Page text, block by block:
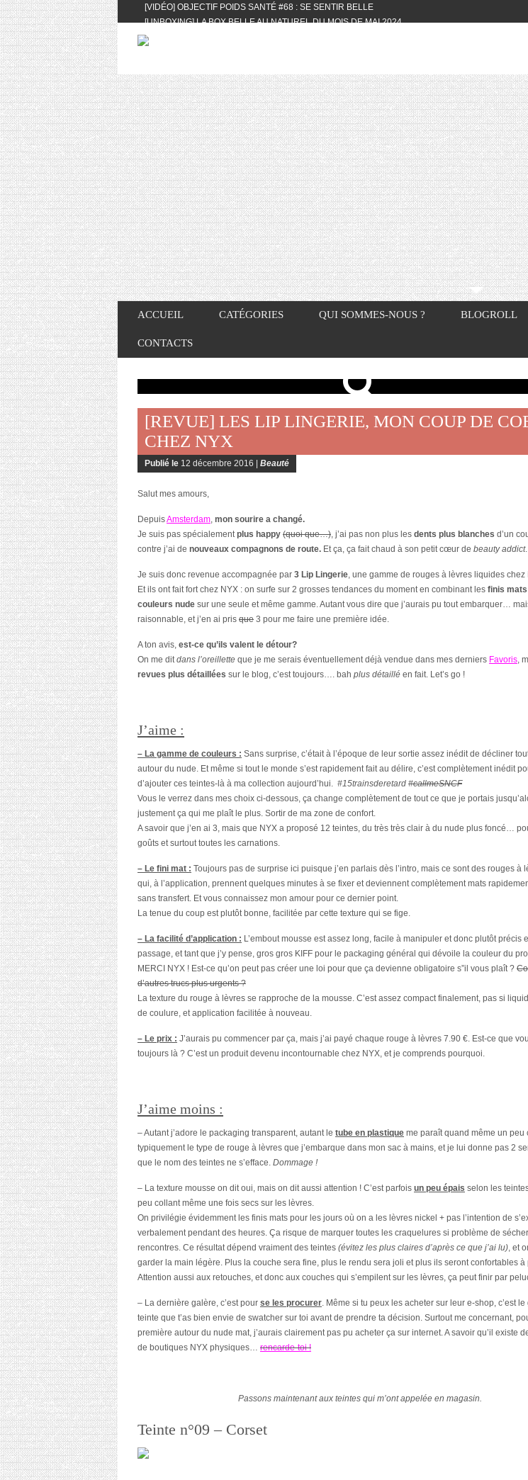
[VIDÉO] OBJECTIF POIDS SANTÉ #68 : SE SENTIR BELLE
[UNBOXING] LA BOX BELLE AU NATUREL DU MOIS DE MAI 2024
[VIDÉO] UNBOXING : LES MY LITTLE & BIOTYFULL BOX DU MOIS DE MAI 2024
[VIDÉO] QUITOQUE #10 : MEAL PREP & CONVIVIALITÉ
[VIDÉO] UNBOXING : LES MY LITTLE & BIOTYFULL BOX DU MOIS D’AVRIL
2024 FEAT. AKILA
[VIDÉO] OBJECTIF POIDS SANTÉ #67 : L’AVIS DES AUTRES, CE N’EST QUE LA
VIE DES AUTRES
[VIDÉO] UNBOXING : LES MY LITTLE & BIOTYFULL BOX DES MOIS DE
FÉVRIER ET MARS 2024 FEAT. AKILA
[VIDÉO] LA SÉLECTION DU MOIS #JANVIER2024
[VIDÉO] HELLOFRESH #34 : IDÉES RECETTES RISOTTO
ACCUEIL CATÉGORIES QUI SOMMES-NOUS ? BLOGROLL
CONTACTS
[REVUE] LES LIP LINGERIE, MON COUP DE
CHEZ NYX
Publié le 12 décembre 2016 | Beauté
Salut mes amours,
DepuisAmsterdam, mon sourire a changé.
Je suis pas spécialementplus happy (quoi que…), j’ai pas non plus les dents plus blanches d’un
contre j’ai de nouveaux compagnons de route. Et ça, ça fait chaud à son petit cœur de beauty addict.
Je suis donc revenue accompagnée par 3 Lip Lingerie, une gamme de rouges à lèvres liquides chez
Et ils ont fait fort chez NYX : on surfe sur 2 grosses tendances du moment en combinant les finis mats
couleurs nude sur une seule et même gamme. Autant vous dire que j’aurais pu tout embarquer…
raisonnable, et j’en ai pris que 3 pour me faire une première idée.
A ton avis, est-ce qu’ils valent le détour?
On me ditdans l’oreillette que je me serais éventuellement déjà vendue dans mes derniers Favoris,
revues plus détaillées sur le blog, c’est toujours…. bah plus détaillé en fait. Let’s go !
J’aime :
– La gamme de couleurs : Sans surprise, c’était à l’époque de leur sortie assez inédit de décliner
autour du nude. Et même si tout le monde s’est rapidement fait au délire, c’est complètement inédit
d’ajouter ces teintes-là à ma collection aujourd’hui. #15trainsderetard #callmeSNCF
Vous le verrez dans mes choix ci-dessous, ça change complètement de tout ce que je portais
justement ça qui me plaît le plus. Sortir de ma zone de confort.
A savoir que j’en ai 3, mais que NYX a proposé 12 teintes, du très très clair à du nude plus foncé…
goûts et surtout toutes les carnations.
– Le fini mat : Toujours pas de surprise ici puisque j’en parlais dès l’intro, mais ce sont des rouges à
qui, à l’application, prennent quelques minutes à se fixer et deviennent complètement mats
sans transfert. Et vous connaissez mon amour pour ce dernier point.
La tenue du coup est plutôt bonne, facilitée par cette texture qui se fige.
– La facilité d’application : L’embout mousse est assez long, facile à manipuler et donc plutôt précis
passage, et tant que j’y pense, gros gros KIFF pour le packaging général qui dévoile la couleur du
MERCI NYX ! Est-ce qu’on peut pas créer une loi pour que ça devienne obligatoire s”il vous plaît ?
d’autres trucs plus urgents ?
La texture du rouge à lèvres se rapproche de la mousse. C’est assez compact finalement, pas si
de coulure, et application facilitée à nouveau.
– Le prix : J’aurais pu commencer par ça, mais j’ai payé chaque rouge à lèvres 7.90 €. Est-ce que
toujours là ? C’est un produit devenu incontournable chez NYX, et je comprends pourquoi.
J’aime moins :
– Autant j’adore le packaging transparent, autant le tube en plastique me paraît quand même un peu
typiquement le type de rouge à lèvres que j’embarque dans mon sac à mains, et je lui donne pas 2
que le nom des teintes ne s’efface. Dommage !
– La texture mousse on dit oui, mais on dit aussi attention ! C’est parfois un peu épais selon les
peu collant même une fois secs sur les lèvres.
On privilégie évidemment les finis mats pour les jours où on a les lèvres nickel + pas l’intention de
verbalement pendant des heures. Ça risque de marquer toutes les craquelures si problème de
rencontres. Ce résultat dépend vraiment des teintes (évitez les plus claires d’après ce que j’ai lu), et
garder la main légère. Plus la couche sera fine, plus le rendu sera joli et plus ils seront confortables à
Attention aussi aux retouches, et donc aux couches qui s’empilent sur les lèvres, ça peut finir par
– La dernière galère, c’est pour se les procurer. Même si tu peux les acheter sur leur e-shop, c’est le
teinte que t’as bien envie de swatcher sur toi avant de prendre ta décision. Surtout me concernant,
première autour du nude mat, j’aurais clairement pas pu acheter ça sur internet. A savoir qu’il existe
de boutiques NYX physiques… rencarde-toi !
Passons maintenant aux teintes qui m’ont appelée en magasin.
Teinte n°09 – Corset